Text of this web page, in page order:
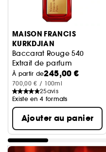
Ignorer le carrousel produits
MAISON FRANCIS
KURKDJIAN
Baccarat Rouge 540
Extrait de parfum
À partir de245,00 €
700,00 € / 100ml
25avis
Existe en 4 formats
Ajouter au panier